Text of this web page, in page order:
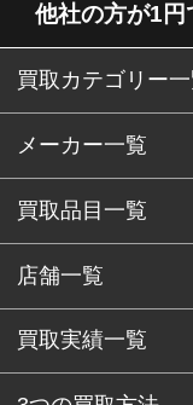
他社の方が1円
買取カテゴリー
メーカー一覧
買取品目一覧
店舗一覧
買取実績一覧